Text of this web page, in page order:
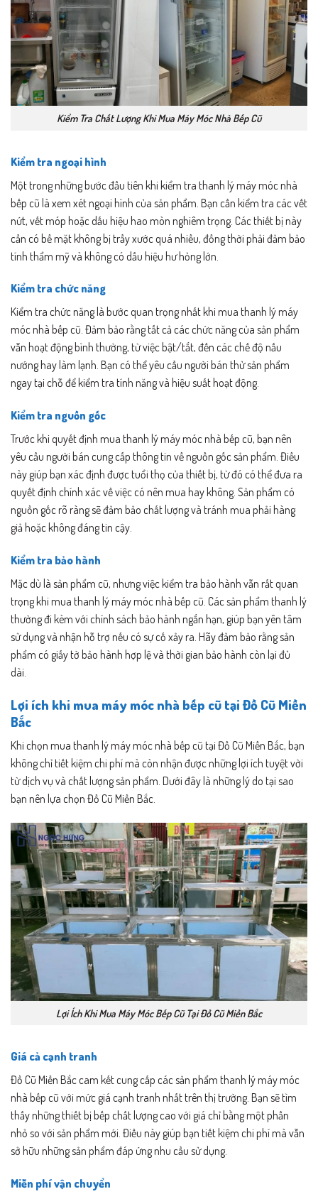
Kiểm Tra Chất Lượng Khi Mua Máy Móc Nhà Bếp Cũ
Kiểm tra ngoại hình
Một trong những bước đầu tiên khi kiểm tra thanh lý máy móc nhà
bếp cũ là xem xét ngoại hình của sản phẩm. Bạn cần kiểm tra các vết
nứt, vết móp hoặc dấu hiệu hao mòn nghiêm trọng. Các thiết bị này
cần có bề mặt không bị trầy xước quá nhiều, đồng thời phải đảm bảo
tính thẩm mỹ và không có dấu hiệu hư hỏng lớn.
Kiểm tra chức năng
Kiểm tra chức năng là bước quan trọng nhất khi mua thanh lý máy
móc nhà bếp cũ. Đảm bảo rằng tất cả các chức năng của sản phẩm
vẫn hoạt động bình thường, từ việc bật/tắt, đến các chế độ nấu
nướng hay làm lạnh. Bạn có thể yêu cầu người bán thử sản phẩm
ngay tại chỗ để kiểm tra tính năng và hiệu suất hoạt động.
Kiểm tra nguồn gốc
Trước khi quyết định mua thanh lý máy móc nhà bếp cũ, bạn nên
yêu cầu người bán cung cấp thông tin về nguồn gốc sản phẩm. Điều
này giúp bạn xác định được tuổi thọ của thiết bị, từ đó có thể đưa ra
quyết định chính xác về việc có nên mua hay không. Sản phẩm có
nguồn gốc rõ ràng sẽ đảm bảo chất lượng và tránh mua phải hàng
giả hoặc không đáng tin cậy.
Kiểm tra bảo hành
Mặc dù là sản phẩm cũ, nhưng việc kiểm tra bảo hành vẫn rất quan
trọng khi mua thanh lý máy móc nhà bếp cũ. Các sản phẩm thanh lý
thường đi kèm với chính sách bảo hành ngắn hạn, giúp bạn yên tâm
sử dụng và nhận hỗ trợ nếu có sự cố xảy ra. Hãy đảm bảo rằng sản
phẩm có giấy tờ bảo hành hợp lệ và thời gian bảo hành còn lại đủ
dài.
Lợi ích khi mua máy móc nhà bếp cũ tại Đồ Cũ Miền
Bắc
Khi chọn mua thanh lý máy móc nhà bếp cũ tại Đồ Cũ Miền Bắc, bạn
không chỉ tiết kiệm chi phí mà còn nhận được những lợi ích tuyệt vời
từ dịch vụ và chất lượng sản phẩm. Dưới đây là những lý do tại sao
bạn nên lựa chọn Đồ Cũ Miền Bắc.
Lợi Ích Khi Mua Máy Móc Bếp Cũ Tại Đồ Cũ Miền Bắc
Giá cả cạnh tranh
Đồ Cũ Miền Bắc cam kết cung cấp các sản phẩm thanh lý máy móc
nhà bếp cũ với mức giá cạnh tranh nhất trên thị trường. Bạn sẽ tìm
thấy những thiết bị bếp chất lượng cao với giá chỉ bằng một phần
nhỏ so với sản phẩm mới. Điều này giúp bạn tiết kiệm chi phí mà vẫn
sở hữu những sản phẩm đáp ứng nhu cầu sử dụng.
Miễn phí vận chuyển